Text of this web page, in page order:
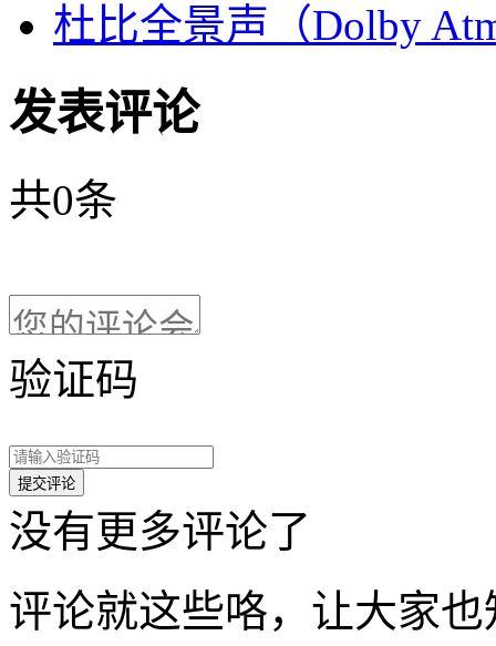
杜比全景声（Dolby
发表评论
共0条
验证码
没有更多评论了
评论就这些咯，让大家